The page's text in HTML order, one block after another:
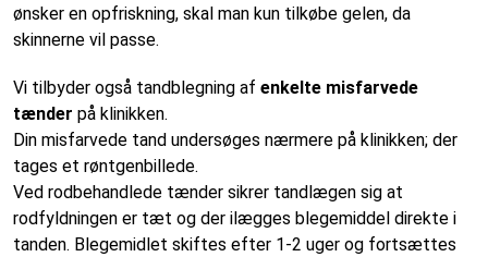
ønsker en opfriskning, skal man kun tilkøbe gelen, da
skinnerne vil passe.
Vi tilbyder også tandblegning af enkelte misfarvede
tænder på klinikken.
Din misfarvede tand undersøges nærmere på klinikken; der
tages et røntgenbillede.
Ved rodbehandlede tænder sikrer tandlægen sig at
rodfyldningen er tæt og der ilægges blegemiddel direkte i
tanden. Blegemidlet skiftes efter 1-2 uger og fortsættes